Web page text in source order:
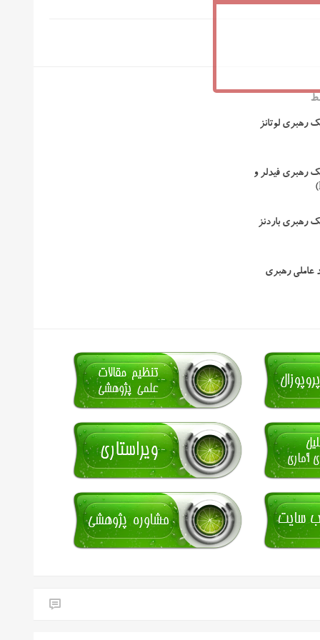
رهبری لوتانز
رهبری فیدلر و
رهبری باردنز
عاملی رهبری